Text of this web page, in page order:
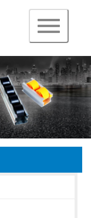
navigation